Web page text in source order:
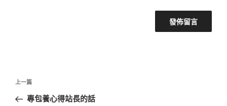
文
上
一
上一篇
專包養心得站長的話